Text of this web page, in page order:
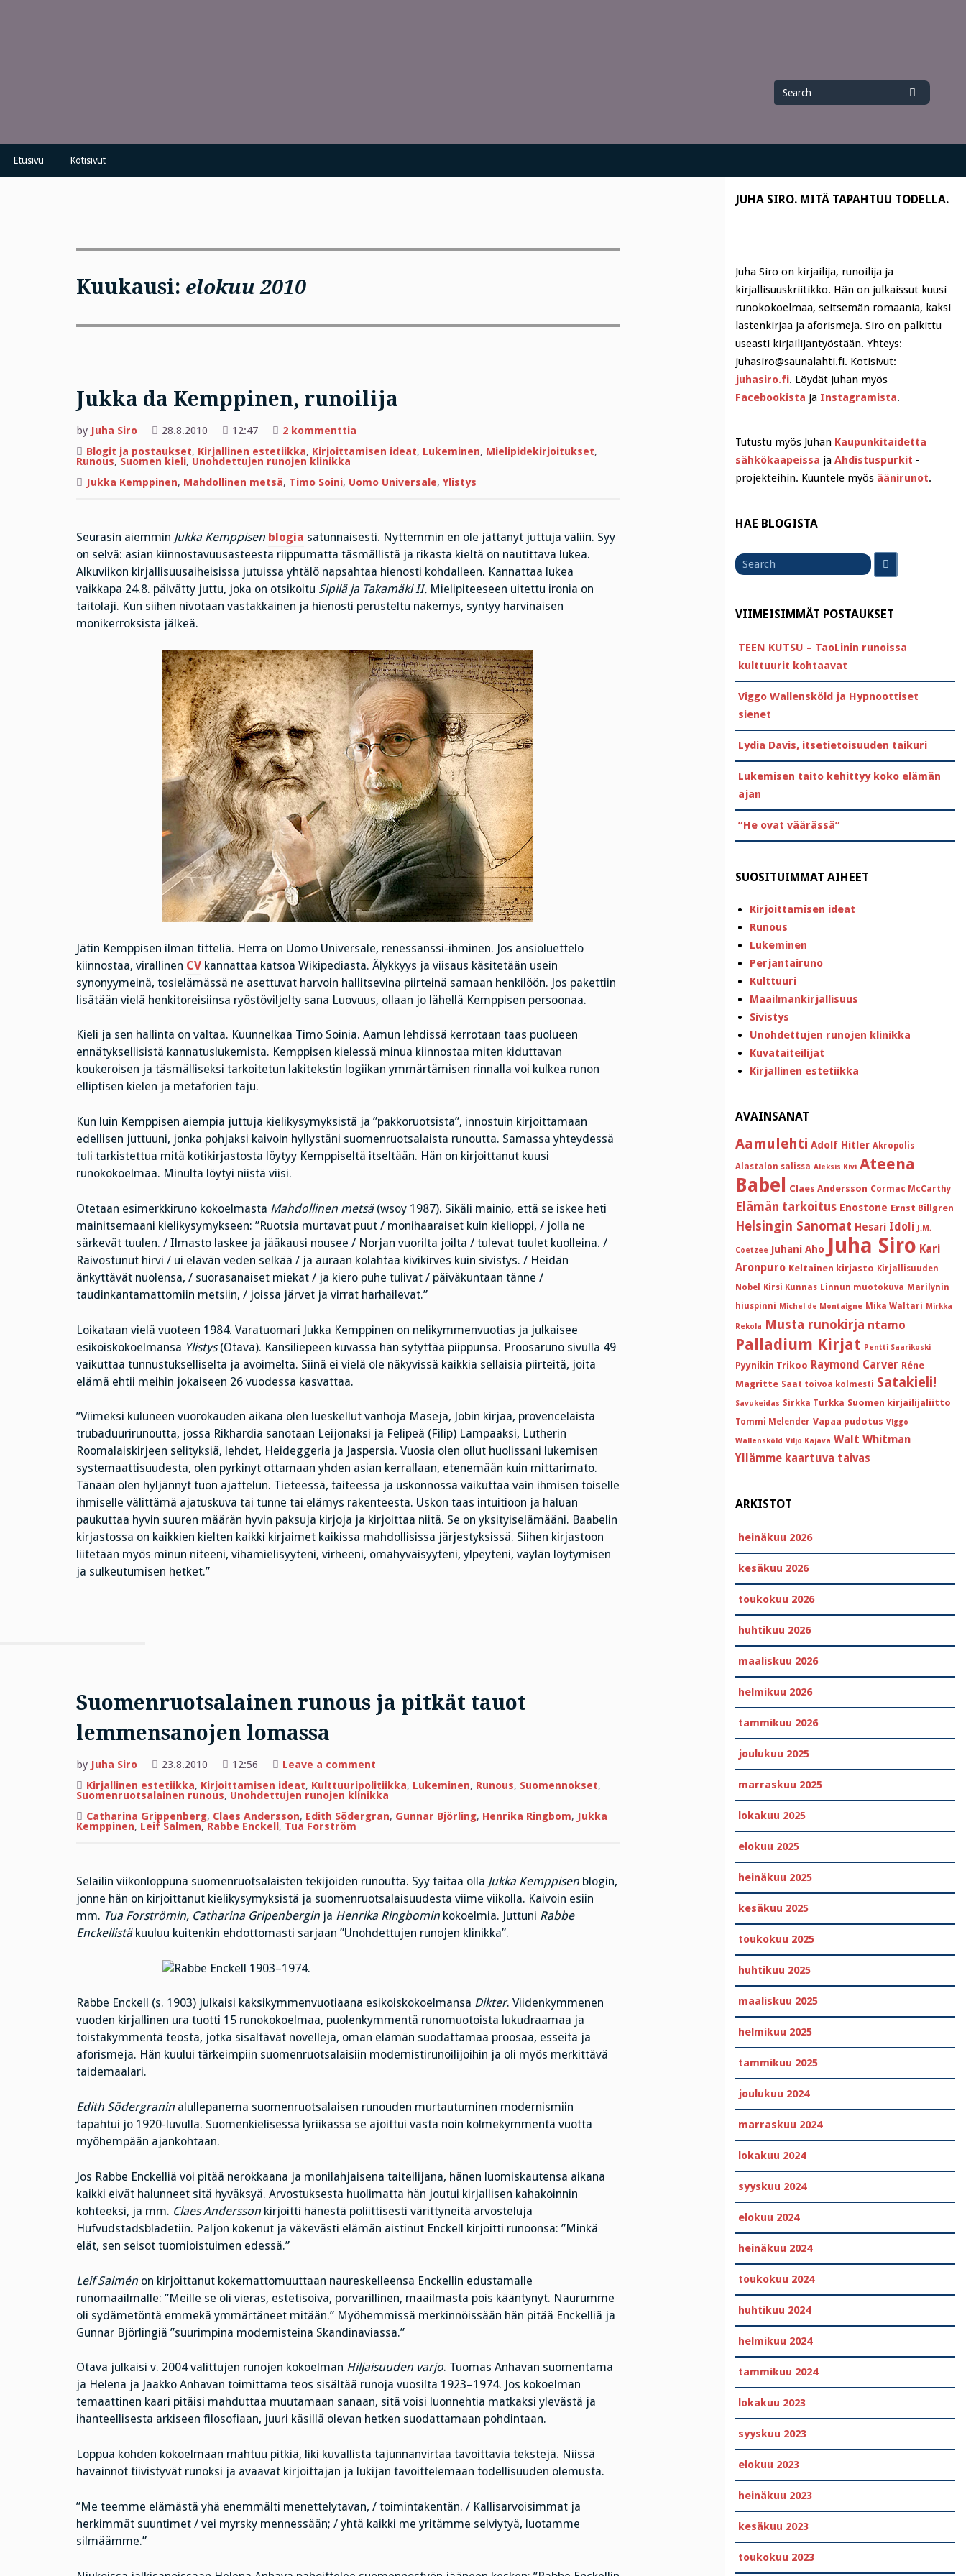
Search
for
Etusivu Kotisivut
Kuukausi: elokuu 2010
Jukka da Kemppinen, runoilija
by Juha Siro 28.8.2010 12:47 2 kommenttiaartikkeliin
da
Blogit ja postaukset, Kirjallinen estetiikka, Kirjoittamisen ideat, Lukeminen, Mielipidekirjoitukset,
Runous,Suomen kieli, Unohdettujen runojen klinikka
Jukka Kemppinen, Mahdollinen metsä, Timo Soini, Uomo Universale, Ylistys
Seurasin aiemmin Jukka Kemppisen blogia satunnaisesti. Nyttemmin en ole jättänyt juttuja väliin. Syy
on selvä: asian kiinnostavuusasteesta riippumatta täsmällistä ja rikasta kieltä on nautittava lukea.
Alkuviikon kirjallisuusaiheisissa jutuissa yhtälö napsahtaa hienosti kohdalleen. Kannattaa lukea
vaikkapa 24.8. päivätty juttu, joka on otsikoitu Sipilä ja Takamäki II.Mielipiteeseen uitettu ironia on
taitolaji. Kun siihen nivotaan vastakkainen ja hienosti perusteltu näkemys, syntyy harvinaisen
monikerroksista jälkeä.
Jätin Kemppisen ilman titteliä. Herra on Uomo Universale, renessanssi-ihminen. Jos ansioluettelo
kiinnostaa, virallinen CVkannattaa katsoa Wikipediasta. Älykkyys ja viisaus käsitetään usein
synonyymeinä, tosielämässä ne asettuvat harvoin hallitsevina piirteinä samaan henkilöön. Jos pakettiin
lisätään vielä henkitoreisiinsa ryöstöviljelty sana Luovuus, ollaan jo lähellä Kemppisen persoonaa.
Kieli ja sen hallinta on valtaa. Kuunnelkaa Timo Soinia. Aamun lehdissä kerrotaan taas puolueen
ennätyksellisistä kannatuslukemista. Kemppisen kielessä minua kiinnostaa miten kiduttavan
koukeroisen ja täsmälliseksi tarkoitetun lakitekstin logiikan ymmärtämisen rinnalla voi kulkea runon
elliptisen kielen ja metaforien taju.
Kun luin Kemppisen aiempia juttuja kielikysymyksistä ja ”pakkoruotsista”, innostuin kirjoittamaan
edellisen juttuuni, jonka pohjaksi kaivoin hyllystäni suomenruotsalaista runoutta. Samassa yhteydessä
tuli tarkistettua mitä kotikirjastosta löytyy Kemppiseltä itseltään. Hän on kirjoittanut kuusi
runokokoelmaa. Minulta löytyi niistä viisi.
Otetaan esimerkkiruno kokoelmasta Mahdollinen metsä(wsoy 1987). Sikäli mainio, että se iskee heti
mainitsemaani kielikysymykseen: ”Ruotsia murtavat puut / monihaaraiset kuin kielioppi, / jolla ne
särkevät tuulen. / Ilmasto laskee ja jääkausi nousee / Norjan vuorilta joilta / tulevat tuulet kuolleina. /
Raivostunut hirvi / ui elävän veden selkää / ja auraan kolahtaa kivikirves kuin sivistys. / Heidän
änkyttävät nuolensa, / suorasanaiset miekat / ja kiero puhe tulivat / päiväkuntaan tänne /
taudinkantamattomiin metsiin, / joissa järvet ja virrat harhailevat.”
Loikataan vielä vuoteen 1984. Varatuomari Jukka Kemppinen on nelikymmenvuotias ja julkaisee
esikoiskokoelmansa Ylistys(Otava). Kansiliepeen kuvassa hän sytyttää piippunsa. Proosaruno sivulla 49
vaikuttaa tunnustukselliselta ja avoimelta. Siinä ei vielä ole näkyvissä kaikkia sellaisia piirteitä, joita
elämä ehtii meihin jokaiseen 26 vuodessa kasvattaa.
”Viimeksi kuluneen vuorokauden aikana olen lueskellut vanhoja Maseja, Jobin kirjaa, provencelaista
trubaduurirunoutta, jossa Rikhardia sanotaan Leijonaksi ja Felipeä (Filip) Lampaaksi, Lutherin
Roomalaiskirjeen selityksiä, lehdet, Heideggeria ja Jaspersia. Vuosia olen ollut huolissani lukemisen
systemaattisuudesta, olen pyrkinyt ottamaan yhden asian kerrallaan, etenemään kuin mittarimato.
Tänään olen hyljännyt tuon ajattelun. Tieteessä, taiteessa ja uskonnossa vaikuttaa vain ihmisen toiselle
ihmiselle välittämä ajatuskuva tai tunne tai elämys rakenteesta. Uskon taas intuitioon ja haluan
paukuttaa hyvin suuren määrän hyvin paksuja kirjoja ja kirjoittaa niitä. Se on yksityiselämääni. Baabelin
kirjastossa on kaikkien kielten kaikki kirjaimet kaikissa mahdollisissa järjestyksissä. Siihen kirjastoon
liitetään myös minun niteeni, vihamielisyyteni, virheeni, omahyväisyyteni, ylpeyteni, väylän löytymisen
ja sulkeutumisen hetket.”
Suomenruotsalainen runous ja pitkät tauot
lemmensanojen lomassa
by Juha Siro 23.8.2010 12:56 Leave a commenton
runous
ja
tauot
lemmensanojen
Kirjallinen estetiikka, Kirjoittamisen ideat, Kulttuuripolitiikka, Lukeminen, Runous, Suomennokset,
Suomenruotsalainen runous, Unohdettujen runojen klinikka
Catharina Grippenberg, Claes Andersson, Edith Södergran, Gunnar Björling, Henrika Ringbom, Jukka
Kemppinen, Leif Salmen,Rabbe Enckell, Tua Forström
Selailin viikonloppuna suomenruotsalaisten tekijöiden runoutta. Syy taitaa olla Jukka Kemppisenblogin,
jonne hän on kirjoittanut kielikysymyksistä ja suomenruotsalaisuudesta viime viikolla. Kaivoin esiin
mm. Tua Forströmin, Catharina Gripenberginja Henrika Ringbominkokoelmia. Juttuni Rabbe
Enckellistäkuuluu kuitenkin ehdottomasti sarjaan ”Unohdettujen runojen klinikka”.
Rabbe Enckell (s. 1903) julkaisi kaksikymmenvuotiaana esikoiskokoelmansa Dikter. Viidenkymmenen
vuoden kirjallinen ura tuotti 15 runokokoelmaa, puolenkymmentä runomuotoista lukudraamaa ja
toistakymmentä teosta, jotka sisältävät novelleja, oman elämän suodattamaa proosaa, esseitä ja
aforismeja. Hän kuului tärkeimpiin suomenruotsalaisiin modernistirunoilijoihin ja oli myös merkittävä
taidemaalari.
Edith Södergraninalullepanema suomenruotsalaisen runouden murtautuminen modernismiin
tapahtui jo 1920-luvulla. Suomenkielisessä lyriikassa se ajoittui vasta noin kolmekymmentä vuotta
myöhempään ajankohtaan.
Jos Rabbe Enckelliä voi pitää nerokkaana ja monilahjaisena taiteilijana, hänen luomiskautensa aikana
kaikki eivät halunneet sitä hyväksyä. Arvostuksesta huolimatta hän joutui kirjallisen kahakoinnin
kohteeksi, ja mm. Claes Anderssonkirjoitti hänestä poliittisesti värittyneitä arvosteluja
Hufvudstadsbladetiin. Paljon kokenut ja väkevästi elämän aistinut Enckell kirjoitti runoonsa: ”Minkä
elät, sen seisot tuomioistuimen edessä.”
Leif Salménon kirjoittanut kokemattomuuttaan naureskelleensa Enckellin edustamalle
runomaailmalle: ”Meille se oli vieras, estetisoiva, porvarillinen, maailmasta pois kääntynyt. Naurumme
oli sydämetöntä emmekä ymmärtäneet mitään.” Myöhemmissä merkinnöissään hän pitää Enckelliä ja
Gunnar Björlingiä ”suurimpina modernisteina Skandinaviassa.”
Otava julkaisi v. 2004 valittujen runojen kokoelman Hiljaisuuden varjo. Tuomas Anhavan suomentama
ja Helena ja Jaakko Anhavan toimittama teos sisältää runoja vuosilta 1923–1974. Jos kokoelman
temaattinen kaari pitäisi mahduttaa muutamaan sanaan, sitä voisi luonnehtia matkaksi ylevästä ja
ihanteellisesta arkiseen filosofiaan, juuri käsillä olevan hetken suodattamaan pohdintaan.
Loppua kohden kokoelmaan mahtuu pitkiä, liki kuvallista tajunnanvirtaa tavoittavia tekstejä. Niissä
havainnot tiivistyvät runoksi ja avaavat kirjoittajan ja lukijan tavoittelemaan todellisuuden olemusta.
”Me teemme elämästä yhä enemmälti menettelytavan, / toimintakentän. / Kallisarvoisimmat ja
herkimmät suuntimet / vei myrsky mennessään; / yhtä kaikki me yritämme selviytyä, luotamme
silmäämme.”
JUHA SIRO. MITÄ TAPAHTUU TODELLA.
Juha Siro on kirjailija, runoilija ja
kirjallisuuskriitikko. Hän on julkaissut kuusi
runokokoelmaa, seitsemän romaania, kaksi
lastenkirjaa ja aforismeja. Siro on palkittu
useasti kirjailijantyöstään. Yhteys:
juhasiro@saunalahti.fi. Kotisivut:
juhasiro.fi. Löydät Juhan myös
Facebookista ja Instagramista.
Tutustu myös Juhan Kaupunkitaidetta
sähkökaapeissa ja Ahdistuspurkit -
projekteihin. Kuuntele myös äänirunot.
HAE BLOGISTA
for
VIIMEISIMMÄT POSTAUKSET
TEEN KUTSU – TaoLinin runoissa
kulttuurit kohtaavat
Viggo Wallensköld ja Hypnoottiset
sienet
Lydia Davis, itsetietoisuuden taikuri
Lukemisen taito kehittyy koko elämän
ajan
”He ovat väärässä”
SUOSITUIMMAT AIHEET
Kirjoittamisen ideat
Runous
Lukeminen
Perjantairuno
Kulttuuri
Maailmankirjallisuus
Sivistys
Unohdettujen runojen klinikka
Kuvataiteilijat
Kirjallinen estetiikka
AVAINSANAT
Aamulehti Adolf Hitler Akropolis
Alastalon salissa Aleksis Kivi Ateena
Babel Claes Andersson Cormac McCarthy
Elämän tarkoitus Enostone Ernst Billgren
Helsingin Sanomat Hesari Idoli J.M.
Coetzee Juhani Aho Juha Siro Kari
Aronpuro Keltainen kirjasto Kirjallisuuden
Nobel
Kirsi Kunnas Linnun muotokuva Marilynin
hiuspinni Michel de Montaigne Mika Waltari Mirkka
Rekola Musta runokirja ntamo
Palladium Kirjat Pentti Saarikoski
Pyynikin Trikoo Raymond Carver Réne
Magritte Saat toivoa kolmesti Satakieli!
Savukeidas Sirkka Turkka Suomen kirjailijaliitto
Tommi Melender Vapaa pudotus Viggo
Wallensköld Viljo Kajava Walt Whitman
Yllämme kaartuva taivas
ARKISTOT
heinäkuu 2026
kesäkuu 2026
toukokuu 2026
huhtikuu 2026
maaliskuu 2026
helmikuu 2026
tammikuu 2026
joulukuu 2025
marraskuu 2025
lokakuu 2025
elokuu 2025
heinäkuu 2025
kesäkuu 2025
toukokuu 2025
huhtikuu 2025
maaliskuu 2025
helmikuu 2025
tammikuu 2025
joulukuu 2024
marraskuu 2024
lokakuu 2024
syyskuu 2024
elokuu 2024
heinäkuu 2024
toukokuu 2024
huhtikuu 2024
helmikuu 2024
tammikuu 2024
lokakuu 2023
syyskuu 2023
elokuu 2023
heinäkuu 2023
kesäkuu 2023
toukokuu 2023